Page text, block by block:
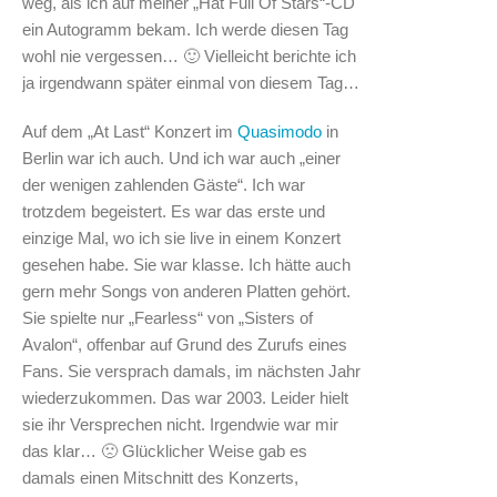
ein Autogramm bekam. Ich werde diesen Tag
wohl nie vergessen… 🙂 Vielleicht berichte ich
ja irgendwann später einmal von diesem Tag…
Auf dem „At Last“ Konzert im Quasimodo in
Berlin war ich auch. Und ich war auch „einer
der wenigen zahlenden Gäste“. Ich war
trotzdem begeistert. Es war das erste und
einzige Mal, wo ich sie live in einem Konzert
gesehen habe. Sie war klasse. Ich hätte auch
gern mehr Songs von anderen Platten gehört.
Sie spielte nur „Fearless“ von „Sisters of
Avalon“, offenbar auf Grund des Zurufs eines
Fans. Sie versprach damals, im nächsten Jahr
wiederzukommen. Das war 2003. Leider hielt
sie ihr Versprechen nicht. Irgendwie war mir
das klar… 🙁 Glücklicher Weise gab es
damals einen Mitschnitt des Konzerts,